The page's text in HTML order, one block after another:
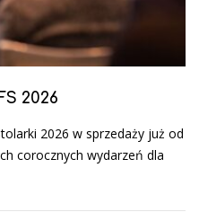
2026
2026 w sprzedaży już od
corocznych wydarzeń dla